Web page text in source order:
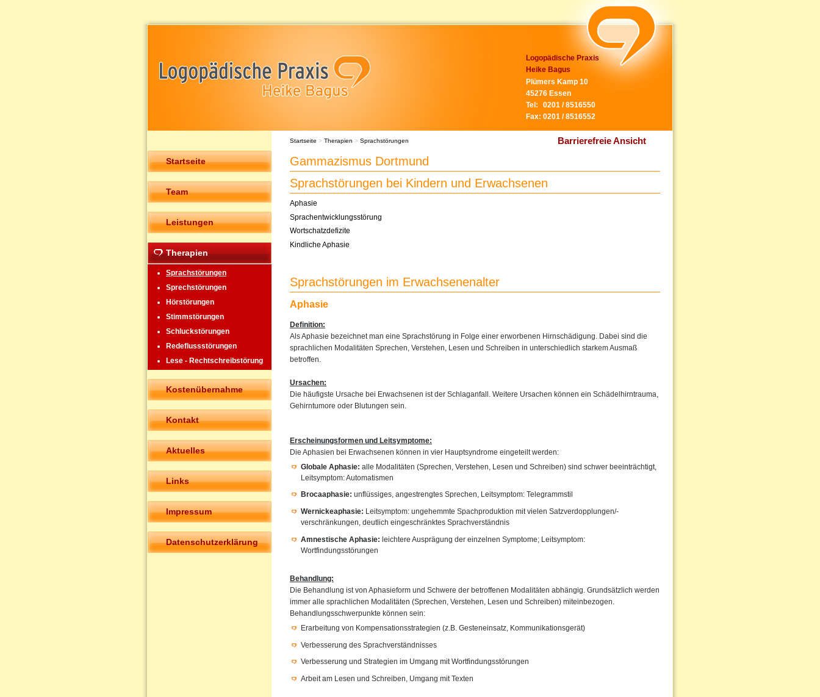
Logopädische Praxis
Heike Bagus
Plümers Kamp 10
45276 Essen
Tel:
0201 / 8516550
Fax: 0201 / 8516552
Barrierefreie Ansicht
Startseite
Team
Leistungen
Therapien
Sprachstörungen
Sprechstörungen
Hörstörungen
Stimmstörungen
Schluckstörungen
Redeflussstörungen
Lese - Rechtschreibstörung
Kostenübernahme
Kontakt
Aktuelles
Links
Impressum
Datenschutzerklärung
Startseite > Therapien > Sprachstörungen
Gammazismus Dortmund
Sprachstörungen bei Kindern und Erwachsenen
Aphasie
Sprachentwicklungsstörung
Wortschatzdefizite
Kindliche Aphasie
Sprachstörungen im Erwachsenenalter
Aphasie
Definition:
Als Aphasie bezeichnet man eine Sprachstörung in Folge einer erworbenen Hirnschädigung. Dabei sind die
sprachlichen Modalitäten Sprechen, Verstehen, Lesen und Schreiben in unterschiedlich starkem Ausmaß
betroffen.
Ursachen:
Die häufigste Ursache bei Erwachsenen ist der Schlaganfall. Weitere Ursachen können ein Schädelhirntrauma,
Gehirntumore oder Blutungen sein.
Erscheinungsformen und Leitsymptome:
Die Aphasien bei Erwachsenen können in vier Hauptsyndrome eingeteilt werden:
Globale Aphasie: alle Modalitäten (Sprechen, Verstehen, Lesen und Schreiben) sind schwer beeinträchtigt,
Leitsymptom: Automatismen
Brocaaphasie: unflüssiges, angestrengtes Sprechen, Leitsymptom: Telegrammstil
Wernickeaphasie: Leitsymptom: ungehemmte Spachproduktion mit vielen Satzverdopplungen/-
verschränkungen, deutlich eingeschränktes Sprachverständnis
Amnestische Aphasie: leichtere Ausprägung der einzelnen Symptome; Leitsymptom:
Wortfindungsstörungen
Behandlung:
Die Behandlung ist von Aphasieform und Schwere der betroffenen Modalitäten abhängig. Grundsätzlich werden
immer alle sprachlichen Modalitäten (Sprechen, Verstehen, Lesen und Schreiben) miteinbezogen.
Behandlungsschwerpunkte können sein:
Erarbeitung von Kompensationsstrategien (z.B. Gesteneinsatz, Kommunikationsgerät)
Verbesserung des Sprachverständnisses
Verbesserung und Strategien im Umgang mit Wortfindungsstörungen
Arbeit am Lesen und Schreiben, Umgang mit Texten